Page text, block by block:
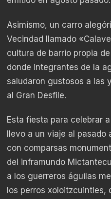
Asimismo, un carro
Vecindad llamado
cultura de barrio propia
donde integrantes de la
saludaron gustosos a las
al Gran Desfile.
Esta fiesta para celebrar
llevo a un viaje al
con comparsas
del inframundo
a los guerreros águilas
los perros xoloitzcuintles,